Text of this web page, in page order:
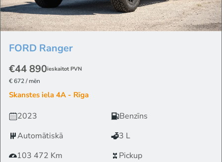
FORD Ranger
€44 890ieskaitot PVN
€ 672 / mēn
Skanstes iela 4A - Rīga
2023
Benzīns
Automātiskā
3 L
103 472 Km
Pickup